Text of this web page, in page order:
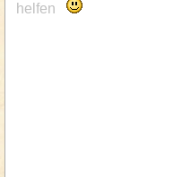
helfen